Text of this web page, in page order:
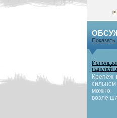
Показать
панелей
Крепёж
можно
возле